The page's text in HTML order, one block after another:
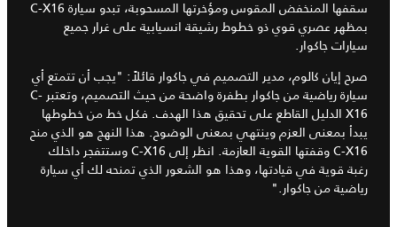
سقفها المنخفض المقوس ومؤخرتها المسحوبة، تبدو سيارة C-X16
بمظهر عصري قوي ذو خطوط رشيقة انسيابية على غرار جميع
سيارات جاكوار.
صرح إيان كالوم، مدير التصميم في جاكوار قائلاً: "يجب أن تتمتع أي
سيارة رياضية من جاكوار بطفرة واضحة من حيث التصميم، وتعتبر C-
X16 الدليل القاطع على تحقيق هذا الهدف. فكل خط من خطوطها
يبدأ بمعنى العزم وينتهي بمعنى الوضوح. هذا النهج هو الذي منح
C-X16 وقفتها القوية العازمة. انظر إلى C-X16 وستتفجر داخلك
رغبة قوية في قيادتها، وهذا هو الشعور الذي تمنحه لك أي سيارة
رياضية من جاكوار."